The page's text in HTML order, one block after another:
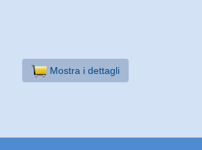
Mostra i dettagli